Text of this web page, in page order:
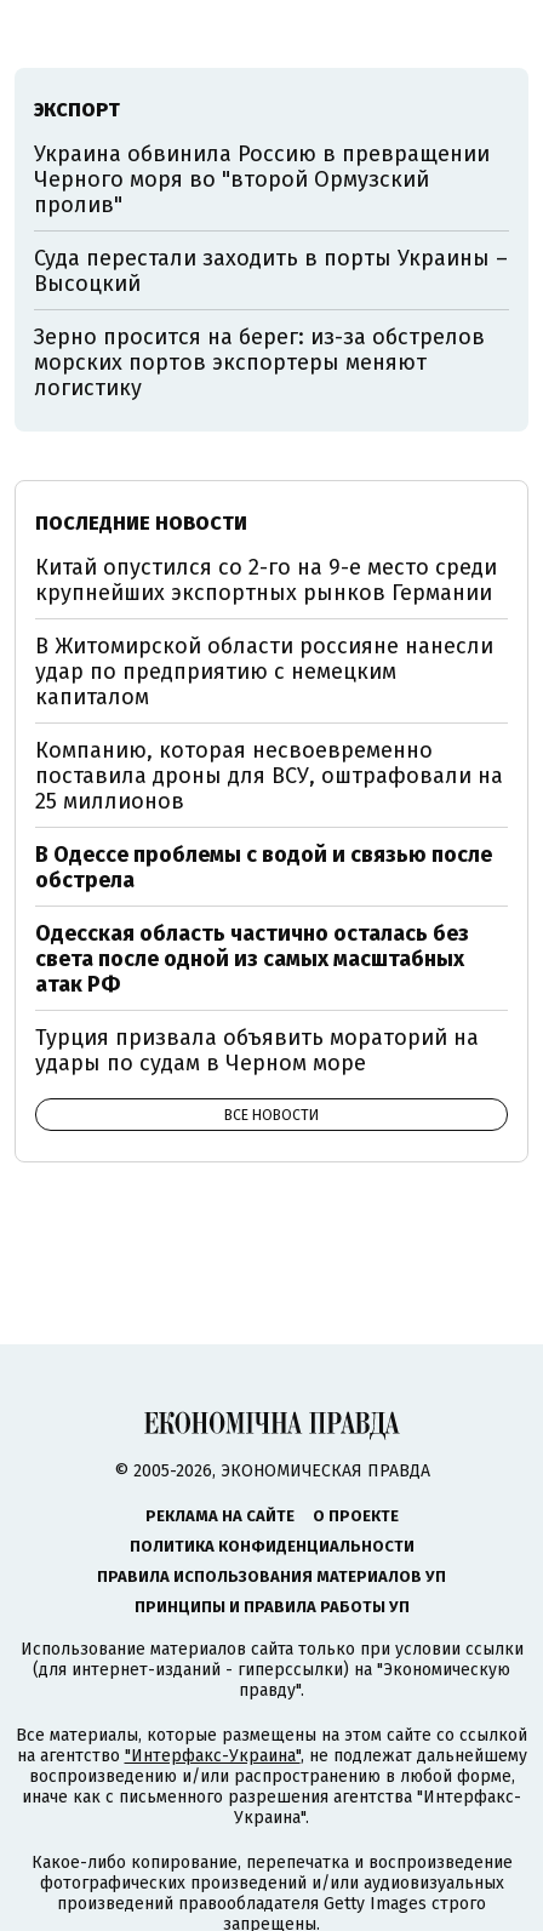
ЭКСПОРТ
Украина обвинила Россию в превращении
Черного моря во "второй Ормузский
пролив"
Суда перестали заходить в порты Украины –
Высоцкий
Зерно просится на берег: из-за обстрелов
морских портов экспортеры меняют
логистику
ПОСЛЕДНИЕ НОВОСТИ
Китай опустился со 2-го на 9-е место среди
крупнейших экспортных рынков Германии
В Житомирской области россияне нанесли
удар по предприятию с немецким
капиталом
Компанию, которая несвоевременно
поставила дроны для ВСУ, оштрафовали на
25 миллионов
В Одессе проблемы с водой и связью после
обстрела
Одесская область частично осталась без
света после одной из самых масштабных
атак РФ
Турция призвала объявить мораторий на
удары по судам в Черном море
ВСЕ НОВОСТИ
© 2005-2026, ЭКОНОМИЧЕСКАЯ ПРАВДА
РЕКЛАМА НА САЙТЕ
О ПРОЕКТЕ
ПОЛИТИКА КОНФИДЕНЦИАЛЬНОСТИ
ПРАВИЛА ИСПОЛЬЗОВАНИЯ МАТЕРИАЛОВ УП
ПРИНЦИПЫ И ПРАВИЛА РАБОТЫ УП
Использование материалов сайта только при условии ссылки
(для интернет-изданий - гиперссылки) на "Экономическую
правду".
Все материалы, которые размещены на этом сайте со ссылкой
на агентство "Интерфакс-Украина", не подлежат дальнейшему
воспроизведению и/или распространению в любой форме,
иначе как с письменного разрешения агентства "Интерфакс-
Украина".
Какое-либо копирование, перепечатка и воспроизведение
фотографических произведений и/или аудиовизуальных
произведений правообладателя Getty Images строго
запрещены.